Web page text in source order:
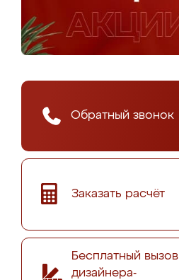
Обратный звонок
Заказать расчёт
Бесплатный вызов
дизайнера-